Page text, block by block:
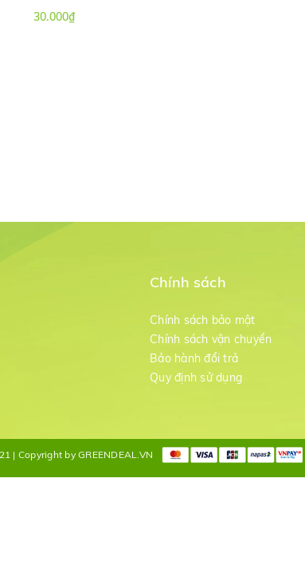
30.000₫
Chính sách
Chính sách bảo mật
Chính sách vận chuyển
Bảo hành đổi trả
Quy định sử dụng
| Copyright by GREENDEAL.VN